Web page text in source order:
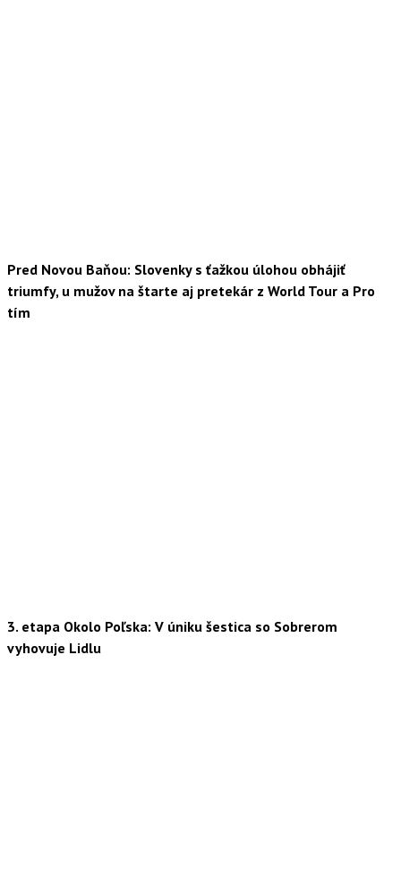
Pred Novou Baňou: Slovenky s ťažkou úlohou obhájiť
triumfy, u mužov na štarte aj pretekár z World Tour a Pro
tím
3. etapa Okolo Poľska: V úniku šestica so Sobrerom
vyhovuje Lidlu